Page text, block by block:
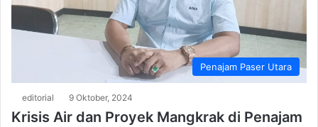
Penajam Paser Utara
editorial 9 Oktober, 2024
Krisis Air dan Proyek Mangkrak di Penajam